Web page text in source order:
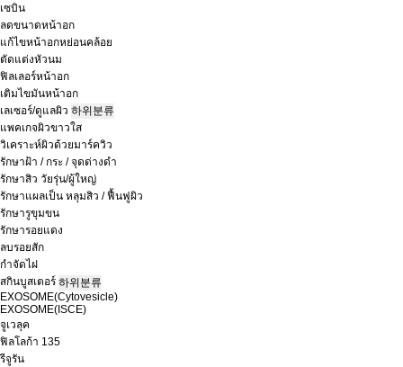
เซบิน
ลดขนาดหน้าอก
แก้ไขหน้าอกหย่อนคล้อย
ตัดแต่งหัวนม
ฟิลเลอร์หน้าอก
เติมไขมันหน้าอก
เลเซอร์/ดูแลผิว 하위분류
แพคเกจผิวขาวใส
วิเคราะห์ผิวด้วยมาร์ควิว
รักษาฝ้า / กระ / จุดด่างดำ
รักษาสิว วัยรุ่น/ผู้ใหญ่
รักษาแผลเป็น หลุมสิว / ฟื้นฟูผิว
รักษารูขุมขน
รักษารอยแดง
ลบรอยสัก
กำจัดไฝ
สกินบูสเตอร์ 하위분류
EXOSOME(Cytovesicle)
EXOSOME(ISCE)
จูเวลุค
ฟิลโลก้า 135
รีจูรัน